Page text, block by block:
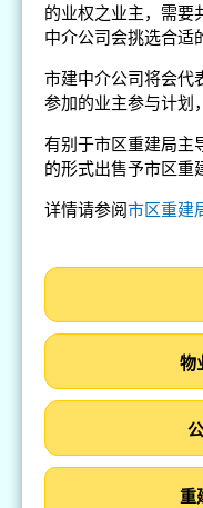
的业权之业主，需要
中介公司会挑选合适
市建中介公司将会代
参加的业主参与计划
有别于市区重建局主
的形式出售予市区重
详情请参阅市区重建
物
重